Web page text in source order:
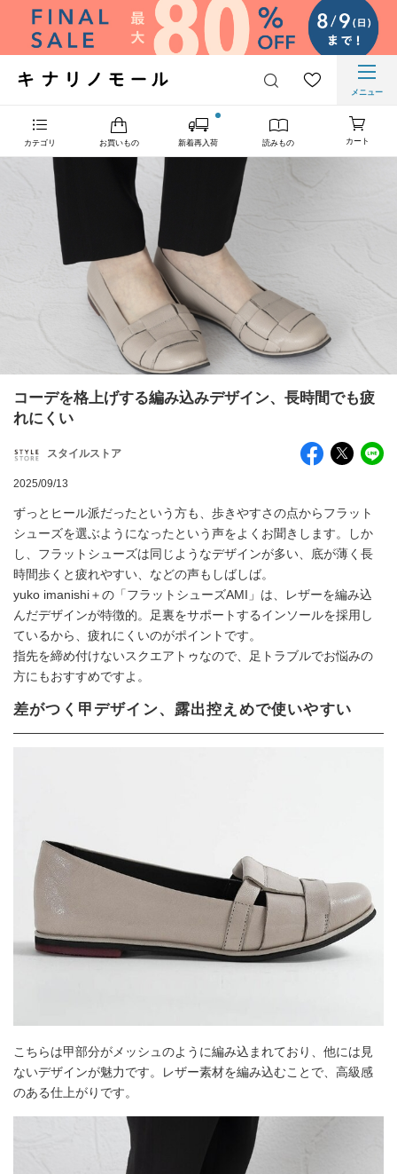
メニュー
カテゴリ お買いもの 新着再入荷 読みもの カート
コーデを格上げする編み込みデザイン、長時間でも疲
れにくい
スタイルストア
2025/09/13
ずっとヒール派だったという方も、歩きやすさの点からフラット
シューズを選ぶようになったという声をよくお聞きします。しか
し、フラットシューズは同じようなデザインが多い、底が薄く長
時間歩くと疲れやすい、などの声もしばしば。
yuko imanishi＋の「フラットシューズAMI」は、レザーを編み込
んだデザインが特徴的。足裏をサポートするインソールを採用し
ているから、疲れにくいのがポイントです。
指先を締め付けないスクエアトゥなので、足トラブルでお悩みの
方にもおすすめですよ。
差がつく甲デザイン、露出控えめで使いやすい
こちらは甲部分がメッシュのように編み込まれており、他には見
ないデザインが魅力です。レザー素材を編み込むことで、高級感
のある仕上がりです。